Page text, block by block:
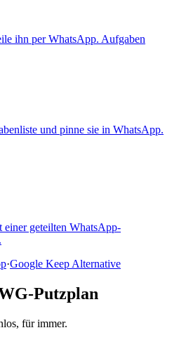
ihn per WhatsApp. Aufgaben
und pinne sie in WhatsApp.
einer geteilten WhatsApp-
·Google Keep Alternative
Putzplan
für immer.